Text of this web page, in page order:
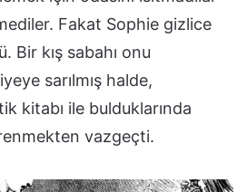
Fakat Sophie gizlice
Bir kış sabahı onu
sarılmış halde,
kitabı ile bulduklarında
vazgeçti.